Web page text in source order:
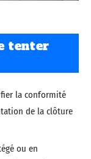
tenter
la conformité
de la clôture
ou en